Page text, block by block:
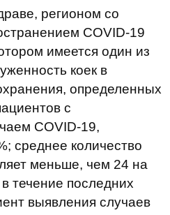
регионом со
COVID-19
имеется один из
коек в
определенных
с
COVID-19,
среднее количество
меньше, чем 24 на
течение последних
выявления случаев